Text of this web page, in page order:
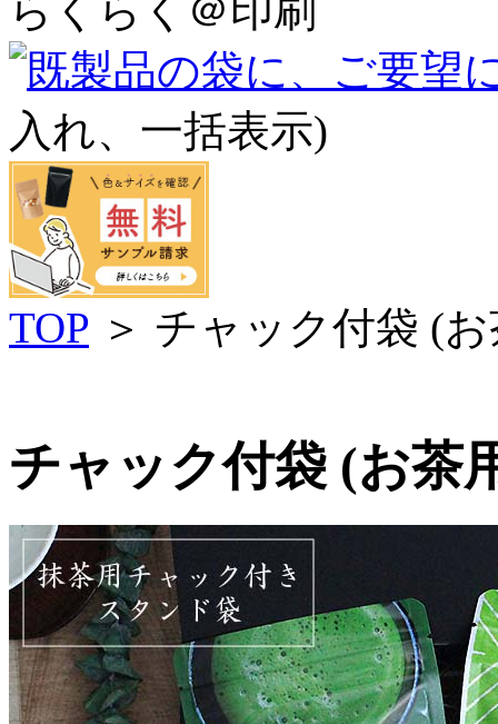
らくらく＠印刷
入れ、一括表示)
TOP ＞ チャック付袋 (
チャック付袋 (お茶